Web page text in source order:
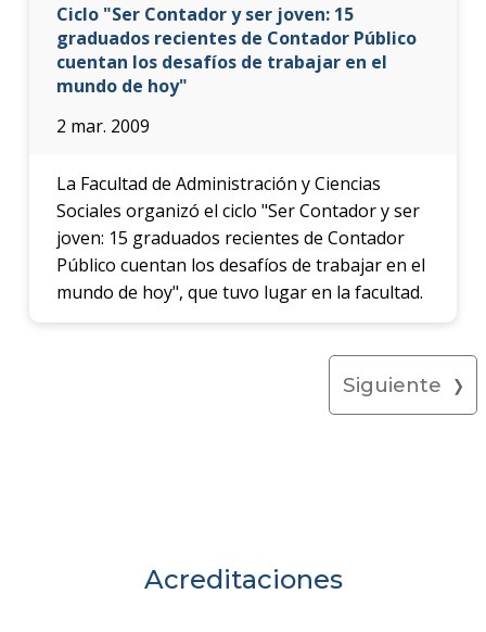
Ciclo "Ser Contador y ser joven: 15
graduados recientes de Contador Público
cuentan los desafíos de trabajar en el
mundo de hoy"
2 mar. 2009
La Facultad de Administración y Ciencias
Sociales organizó el ciclo "Ser Contador y ser
joven: 15 graduados recientes de Contador
Público cuentan los desafíos de trabajar en el
mundo de hoy", que tuvo lugar en la facultad.
Siguiente
Acreditaciones